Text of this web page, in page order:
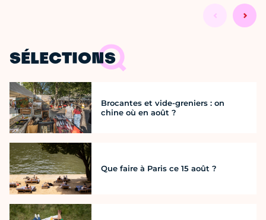
SÉLECTIONS
Brocantes et vide-greniers : on
chine où en août ?
Que faire à Paris ce 15 août ?